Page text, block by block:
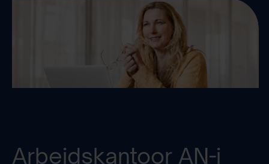
Arbeidskantoor AN-i